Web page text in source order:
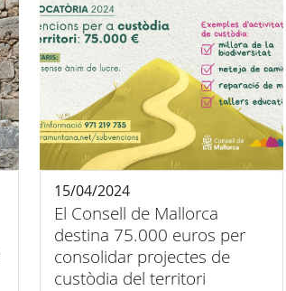
El Consell de Mallorca
destina 75.000 euros per
consolidar projectes de
custòdia del territori
15/04/2024